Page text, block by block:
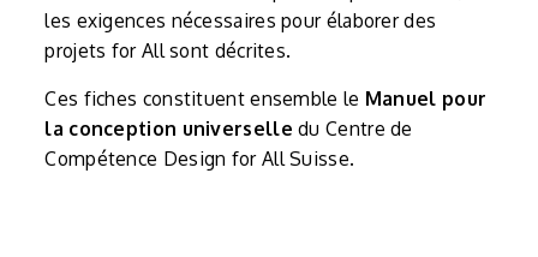
les exigences nécessaires pour élaborer des
projets for All sont décrites.
Ces fiches constituent ensemble le Manuel pour
la conception universelle du Centre de
Compétence Design for All Suisse.